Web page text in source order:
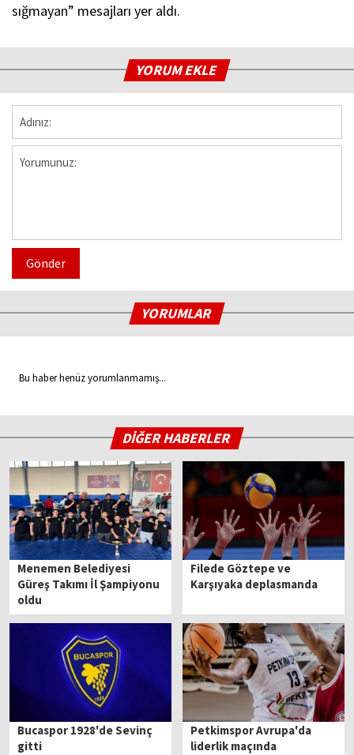
sığmayan” mesajları yer aldı.
YORUM EKLE
Gönder
YORUMLAR
Bu haber henüz yorumlanmamış...
DİĞER HABERLER
Menemen Belediyesi
Güreş Takımı İl Şampiyonu
oldu
Filede Göztepe ve
Karşıyaka deplasmanda
Bucaspor 1928'de Sevinç
gitti
Petkimspor Avrupa'da
liderlik maçında